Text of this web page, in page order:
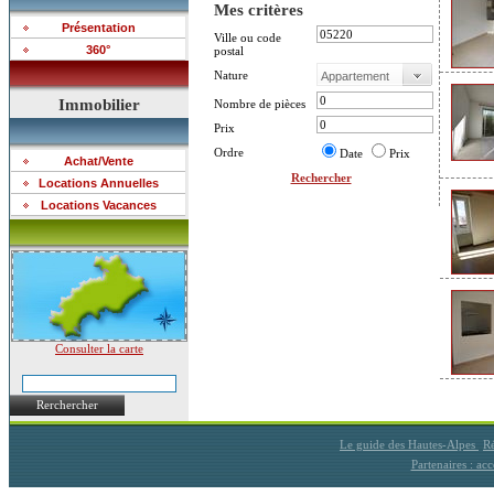
Présentation
360°
Immobilier
Achat/Vente
Locations Annuelles
Locations Vacances
Consulter la carte
Rerchercher
Mes critères
Ville ou code
postal
Nature
Nombre de pièces
Prix
Ordre
Date
Prix
Rechercher
Le guide des Hautes-Alpes
Partenaires :